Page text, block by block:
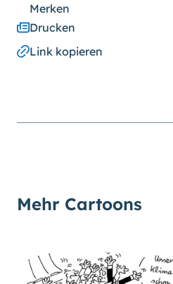
normal
Merken
Drucken
Link kopieren
Mehr Cartoons